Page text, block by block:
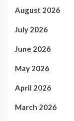
August 2026
July 2026
June 2026
May 2026
April 2026
March 2026